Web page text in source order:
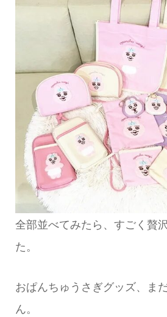
全部並べてみたら、すごく贅
た。
おぱんちゅうさぎグッズ、ま
ん。